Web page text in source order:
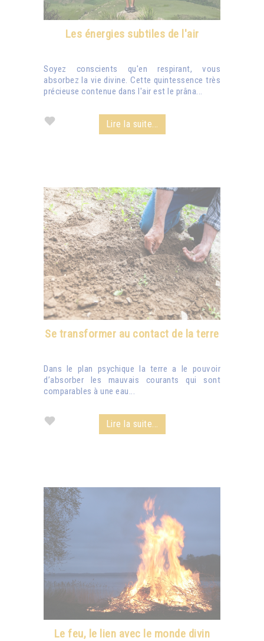
Les énergies subtiles de l'air
Soyez conscients qu'en respirant, vous
absorbez la vie divine. Cette quintessence très
précieuse contenue dans l'air est le prâna...
Lire la suite...
Se transformer au contact de la terre
Dans le plan psychique la terre a le pouvoir
d’absorber les mauvais courants qui sont
comparables à une eau...
Lire la suite...
Le feu, le lien avec le monde divin